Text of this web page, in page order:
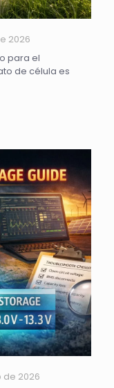
2026
para el
de célula es
de 2026